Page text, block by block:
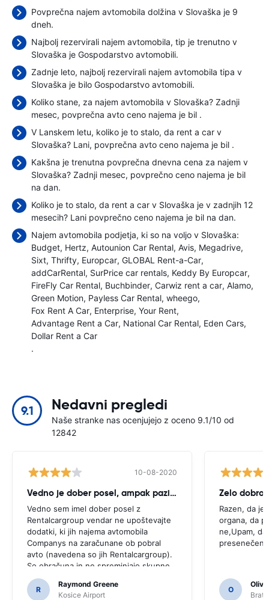
Povprečna najem avtomobila dolžina v Slovaška je 9
dneh.
Najbolj rezervirali najem avtomobila, tip je trenutno v
Slovaška je Gospodarstvo avtomobili.
Zadnje leto, najbolj rezervirali najem avtomobila tipa v
Slovaška je bilo Gospodarstvo avtomobili.
Koliko stane, za najem avtomobila v Slovaška? Zadnji
mesec, povprečna avto ceno najema je bil .
V Lanskem letu, koliko je to stalo, da rent a car v
Slovaška? Lani, povprečna avto ceno najema je bil .
Kakšna je trenutna povprečna dnevna cena za najem v
Slovaška? Zadnji mesec, povprečno ceno najema je bil
na dan.
Koliko je to stalo, da rent a car v Slovaška je v zadnjih 12
mesecih? Lani povprečno ceno najema je bil na dan.
Najem avtomobila podjetja, ki so na voljo v Slovaška:
Budget Hertz Autounion Car Rental Avis Megadrive
Sixt Thrifty Europcar GLOBAL Rent-a-Car
addCarRental SurPrice car rentals Keddy By Europcar
FireFly Car Rental Buchbinder Carwiz rent a car Alamo
Green Motion Payless Car Rental wheego
Fox Rent A Car Enterprise Your Rent
Advantage Rent a Car National Car Rental Eden Cars
Dollar Rent a Car
.
9.1 Nedavni pregledi
Naše stranke nas ocenjujejo z oceno 9.1/10 od
12842
10-08-2020
Vedno je dober posel, ampak pazi dodani dodatki v času pobral avto!
Vedno sem imel dober posel z
Rentalcargroup vendar ne upoštevajte
dodatki, ki jih najema avtomobila
Companys na zaračunane ob pobral
avto (navedena so jih Rentalcargroup).
So obračuna in ne spreminjajo skupne
stroške najema avtomobila
R
Raymond Greene
Kosice Airport
Zelo dobro
Razen, da
organa, da
ne,Upam,
O